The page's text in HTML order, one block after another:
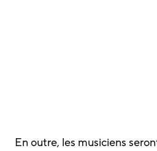
En outre, les musiciens